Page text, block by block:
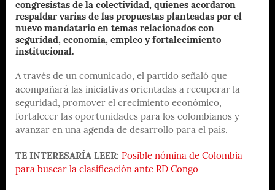
congresistas de la colectividad, quienes acordaron
respaldar varias de las propuestas planteadas por el
nuevo mandatario en temas relacionados con
seguridad, economía, empleo y fortalecimiento
institucional.
A través de un comunicado, el partido señaló que
acompañará las iniciativas orientadas a recuperar la
seguridad, promover el crecimiento económico,
fortalecer las oportunidades para los colombianos y
avanzar en una agenda de desarrollo para el país.
TE INTERESARÍA LEER: Posible nómina de Colombia
para buscar la clasificación ante RD Congo